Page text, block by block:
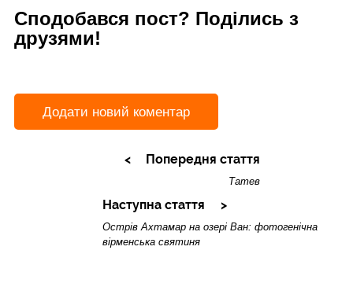
Сподобався пост? Поділись з
друзями!
Додати новий коментар
Попередня стаття
Татев
Наступна стаття
Острів Ахтамар на озері Ван: фотогенічна
вірменська святиня